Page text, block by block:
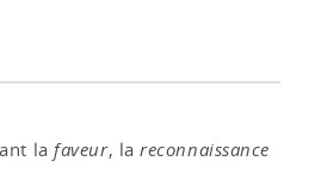
lafaveur, lareconnaissance